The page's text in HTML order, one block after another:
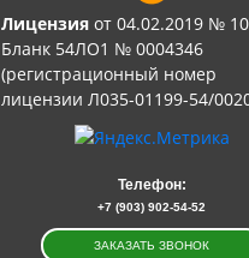
Лицензия от 04.02.2019 №
Бланк 54ЛО1 № 0004346
(регистрационный номер
лицензии Л035-01199-54/
Телефон:
+7 (903) 902-54-52
ЗАКАЗАТЬ ЗВОНОК